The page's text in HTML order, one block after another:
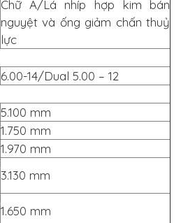
Chữ A/Lá nhíp hợp kim bán
nguyệt và ống giảm chấn thuỷ
lực
6.00-14/Dual 5.00 – 12
5.100 mm
1.750 mm
1.970 mm
3.130 mm
1.650 mm